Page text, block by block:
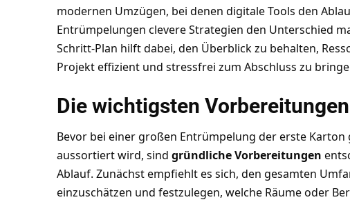
modernen Umzügen, bei denen digitale Tools den
Entrümpelungen clevere Strategien den Unterschied
Schritt-Plan hilft dabei, den Überblick zu behalten,
Projekt effizient und stressfrei zum Abschluss zu
Die wichtigsten
Bevor bei einer großen Entrümpelung der erste
aussortiert wird, sind gründliche Vorbereitungen
Ablauf. Zunächst empfiehlt es sich, den gesamten
einzuschätzen und festzulegen, welche Räume oder